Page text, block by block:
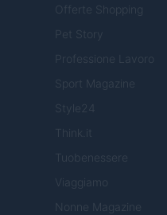
Offerte Shopping
Pet Story
Professione Lavoro
Sport Magazine
Style24
Think.it
Tuobenessere
Viaggiamo
Nonne Magazine